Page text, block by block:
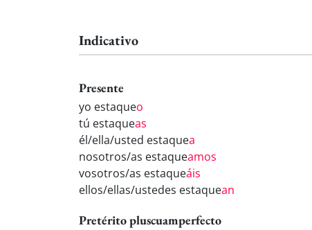
Indicativo
Presente
yo estaqueo
tú estaqueas
él/ella/usted estaquea
nosotros/as estaqueamos
vosotros/as estaqueáis
ellos/ellas/ustedes estaquean
Pretérito pluscuamperfecto